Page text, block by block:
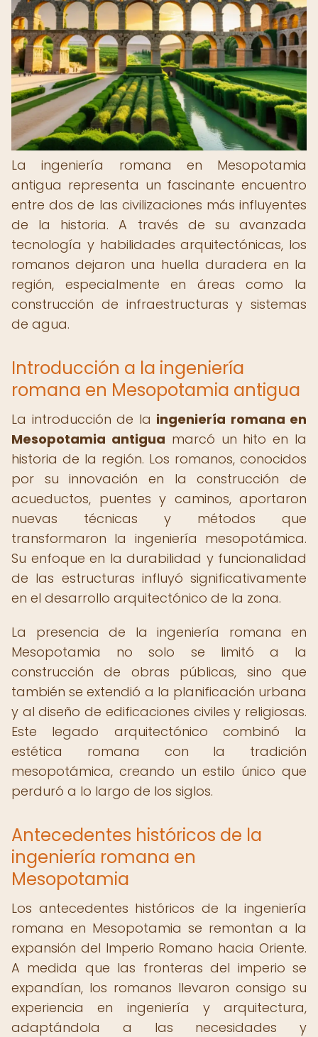
La ingeniería romana en Mesopotamia
antigua representa un fascinante encuentro
entre dos de las civilizaciones más influyentes
de la historia. A través de su avanzada
tecnología y habilidades arquitectónicas, los
romanos dejaron una huella duradera en la
región, especialmente en áreas como la
construcción de infraestructuras y sistemas
de agua.
Introducción a la ingeniería
romana en Mesopotamia antigua
La introducción de la ingeniería romana en
Mesopotamia antigua marcó un hito en la
historia de la región. Los romanos, conocidos
por su innovación en la construcción de
acueductos, puentes y caminos, aportaron
nuevas técnicas y métodos que
transformaron la ingeniería mesopotámica.
Su enfoque en la durabilidad y funcionalidad
de las estructuras influyó significativamente
en el desarrollo arquitectónico de la zona.
La presencia de la ingeniería romana en
Mesopotamia no solo se limitó a la
construcción de obras públicas, sino que
también se extendió a la planificación urbana
y al diseño de edificaciones civiles y religiosas.
Este legado arquitectónico combinó la
estética romana con la tradición
mesopotámica, creando un estilo único que
perduró a lo largo de los siglos.
Antecedentes históricos de la
ingeniería romana en
Mesopotamia
Los antecedentes históricos de la ingeniería
romana en Mesopotamia se remontan a la
expansión del Imperio Romano hacia Oriente.
A medida que las fronteras del imperio se
expandían, los romanos llevaron consigo su
experiencia en ingeniería y arquitectura,
adaptándola a las necesidades y